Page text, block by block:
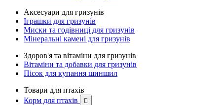
Аксесуари для гризунів
Іграшки для гризунів
Миски та годівниці для гризунів
Мінеральні камені для гризунів
Здоров'я та вітаміни для гризунів
Вітаміни та добавки для гризунів
Пісок для купання шиншил
Товари для птахів
Корм для птахів
